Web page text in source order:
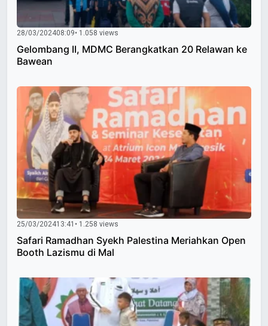
28/03/202408:09• 1.058 views
Gelombang II, MDMC Berangkatkan 20 Relawan ke
Bawean
25/03/202413:41 • 1.258 views
Safari Ramadhan Syekh Palestina Meriahkan Open
Booth Lazismu di Mal